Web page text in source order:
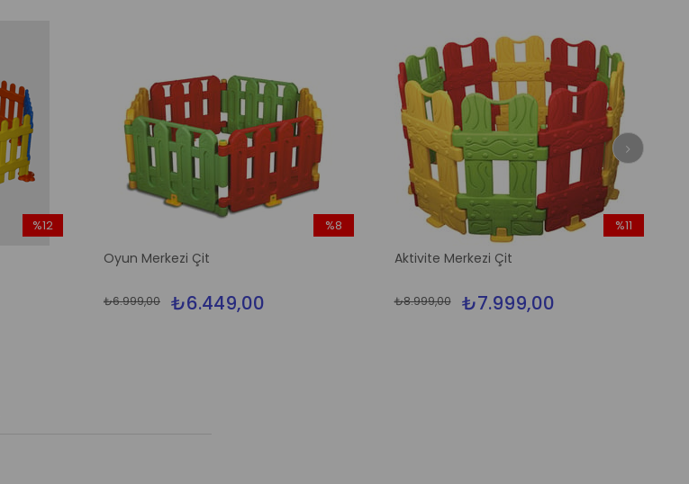
%12
Oyun Merkezi Çit
₺6.449,00
₺6.999,00
%8
Aktivite Merkezi Çit
₺7.999,00
₺8.999,00
%11